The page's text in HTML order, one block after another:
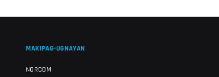
MAKIPAG-UGNAYAN
NORCOM